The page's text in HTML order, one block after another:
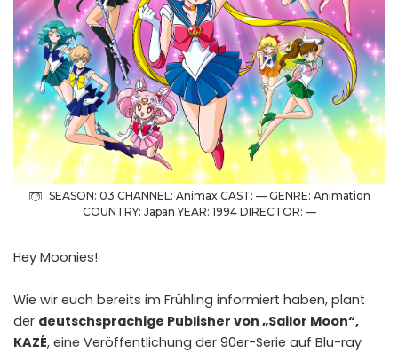
SEASON: 03 CHANNEL: Animax CAST: — GENRE: Animation
COUNTRY: Japan YEAR: 1994 DIRECTOR: —
Hey Moonies!
Wie wir euch bereits im Frühling informiert haben, plant
der deutschsprachige Publisher von „Sailor Moon“,
KAZÉ, eine Veröffentlichung der 90er-Serie auf Blu-ray